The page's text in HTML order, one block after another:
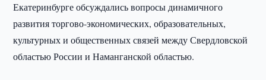
Екатеринбурге обсуждались вопросы динамичного
развития торгово-экономических, образовательных,
культурных и общественных связей между Свердловской
областью России и Наманганской областью.